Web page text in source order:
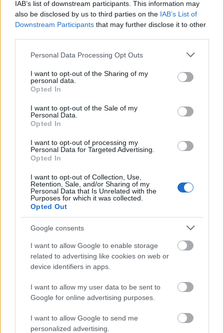
IAB’s list of downstream participants. This information may
also be disclosed by us to third parties on the IAB’s List of
Downstream Participants that may further disclose it to other
Please note that this website/app uses one or more Google
not limited to your visit or usage behaviour. You may click to
grant or deny consent to Google and its third-party tags to
use your data for below specified purposes in below Google
consent section.
Personal Data Processing Opt Outs
I want to opt-out of the Sharing of my
personal data.
Opted In
I want to opt-out of the Sale of my
Personal Data.
Opted In
I want to opt-out of processing my
Personal Data for Targeted Advertising.
Opted In
I want to opt-out of Collection, Use,
Retention, Sale, and/or Sharing of my
Personal Data that Is Unrelated with the
Purposes for which it was collected.
Opted Out
Google consents
I want to allow Google to enable storage
related to advertising like cookies on web or
device identifiers in apps.
I want to allow my user data to be sent to
Google for online advertising purposes.
I want to allow Google to send me
personalized advertising.
ΑΣΕΠ: Πιστοποίηση Αγγλικών σε
ΑΣΕΠ: Εξ αποστάσεως η πιο Εύκολη
μέρες
Μάθε πρώτος όλες τις σημαντικές
ειδήσεις.
Βάλε το proson.gr στα αποτελέσματα
αναζήτησης της Google
Δημοφιλείς Ειδήσεις